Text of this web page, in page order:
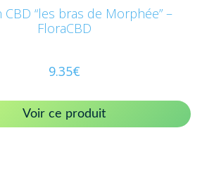
CBD “les bras de Morphée” –
FloraCBD
9.35€
Voir ce produit